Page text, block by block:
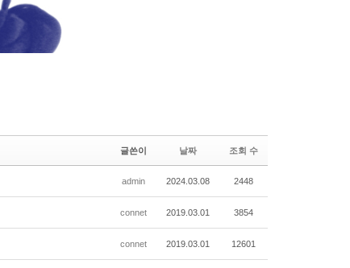
글쓴이 날짜 조회 수
admin 2024.03.08 2448
connet 2019.03.01 3854
connet 2019.03.01 12601